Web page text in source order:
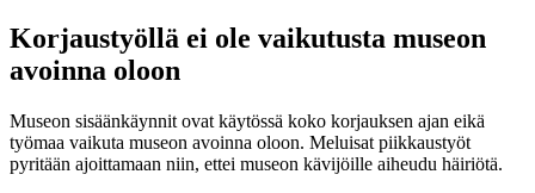
Korjaustyöllä ei ole vaikutusta museon
avoinna oloon
Museon sisäänkäynnit ovat käytössä koko korjauksen ajan eikä
työmaa vaikuta museon avoinna oloon. Meluisat piikkaustyöt
pyritään ajoittamaan niin, ettei museon kävijöille aiheudu häiriötä.